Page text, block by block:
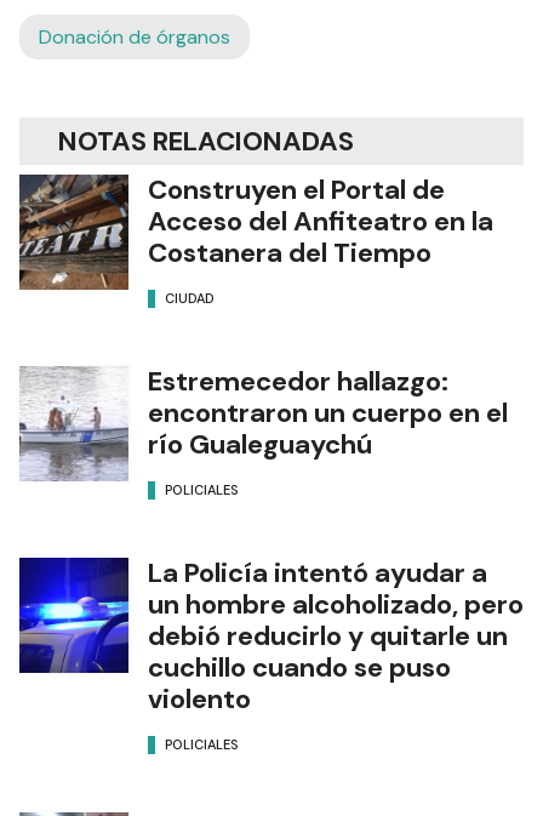
Donación de órganos
NOTAS RELACIONADAS
Construyen el Portal de
Acceso del Anfiteatro en la
Costanera del Tiempo
CIUDAD
Estremecedor hallazgo:
encontraron un cuerpo en el
río Gualeguaychú
POLICIALES
La Policía intentó ayudar a
un hombre alcoholizado, pero
debió reducirlo y quitarle un
cuchillo cuando se puso
violento
POLICIALES